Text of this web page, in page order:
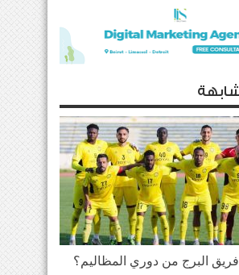
البرج من دوري المظاليم؟